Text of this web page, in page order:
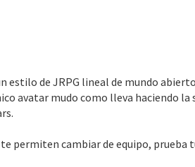
estilo de JRPG lineal de mundo
avatar mudo como lleva haciendo la
permiten cambiar de equipo, prueba